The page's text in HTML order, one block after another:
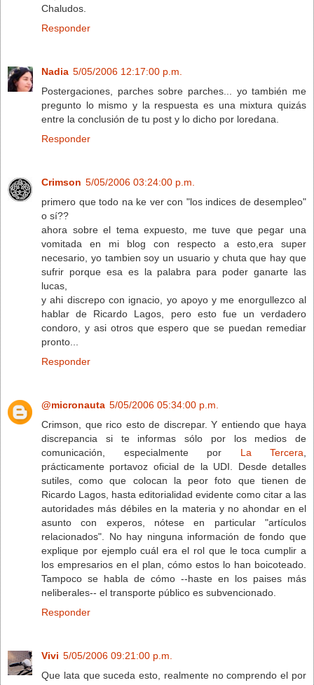
Chaludos.
Responder
Nadia 5/05/2006 12:17:00 p.m.
Postergaciones, parches sobre parches... yo también me
pregunto lo mismo y la respuesta es una mixtura quizás
entre la conclusión de tu post y lo dicho por loredana.
Responder
Crimson 5/05/2006 03:24:00 p.m.
primero que todo na ke ver con "los indices de desempleo"
o sí??
ahora sobre el tema expuesto, me tuve que pegar una
vomitada en mi blog con respecto a esto,era super
necesario, yo tambien soy un usuario y chuta que hay que
sufrir porque esa es la palabra para poder ganarte las
lucas,
y ahi discrepo con ignacio, yo apoyo y me enorgullezco al
hablar de Ricardo Lagos, pero esto fue un verdadero
condoro, y asi otros que espero que se puedan remediar
pronto...
Responder
@micronauta 5/05/2006 05:34:00 p.m.
Crimson, que rico esto de discrepar. Y entiendo que haya
discrepancia si te informas sólo por los medios de
comunicación, especialmente por La Tercera
prácticamente portavoz oficial de la UDI. Desde detalles
sutiles, como que colocan la peor foto que tienen de
Ricardo Lagos, hasta editorialidad evidente como citar a las
autoridades más débiles en la materia y no ahondar en el
asunto con experos, nótese en particular "artículos
relacionados". No hay ninguna información de fondo que
explique por ejemplo cuál era el rol que le toca cumplir a
los empresarios en el plan, cómo estos lo han boicoteado.
Tampoco se habla de cómo --haste en los paises más
neliberales-- el transporte público es subvencionado.
Responder
Vivi 5/05/2006 09:21:00 p.m.
Que lata que suceda esto, realmente no comprendo el por